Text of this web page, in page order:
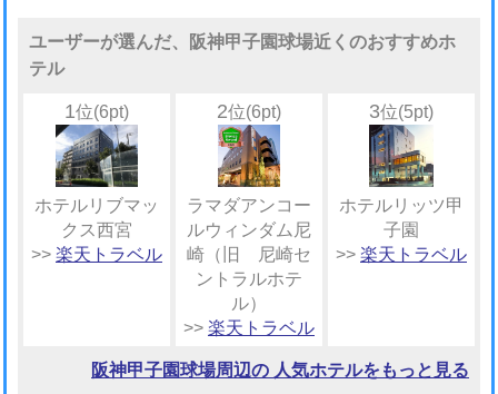
ユーザーが選んだ、阪神甲子園球場近くのおすすめホ
テル
1位(6pt)
ホテルリブマッ
クス西宮
>> 楽天トラベル
2位(6pt)
ラマダアンコー
ルウィンダム尼
崎（旧 尼崎セ
ントラルホテ
ル）
>> 楽天トラベル
3位(5pt)
ホテルリッツ甲
子園
>> 楽天トラベル
阪神甲子園球場周辺の 人気ホテルをもっと見る